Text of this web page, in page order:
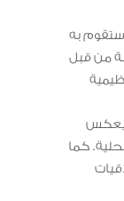
ستقوم به
من قبل
يعكس
كما